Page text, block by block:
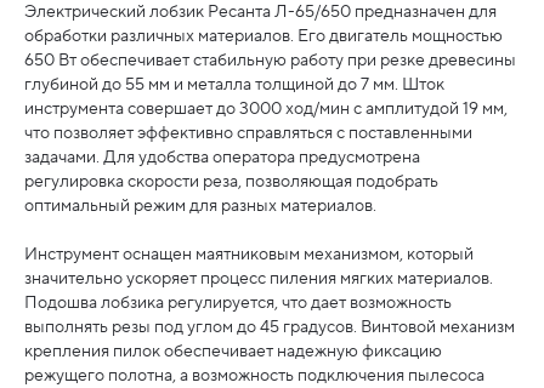
Электрический лобзик Ресанта Л-65/650 предназначен для
обработки различных материалов. Его двигатель мощностью
650 Вт обеспечивает стабильную работу при резке древесины
глубиной до 55 мм и металла толщиной до 7 мм. Шток
инструмента совершает до 3000 ход/мин с амплитудой 19 мм,
что позволяет эффективно справляться с поставленными
задачами. Для удобства оператора предусмотрена
регулировка скорости реза, позволяющая подобрать
оптимальный режим для разных материалов.
Инструмент оснащен маятниковым механизмом, который
значительно ускоряет процесс пиления мягких материалов.
Подошва лобзика регулируется, что дает возможность
выполнять резы под углом до 45 градусов. Винтовой механизм
крепления пилок обеспечивает надежную фиксацию
режущего полотна, а возможность подключения пылесоса